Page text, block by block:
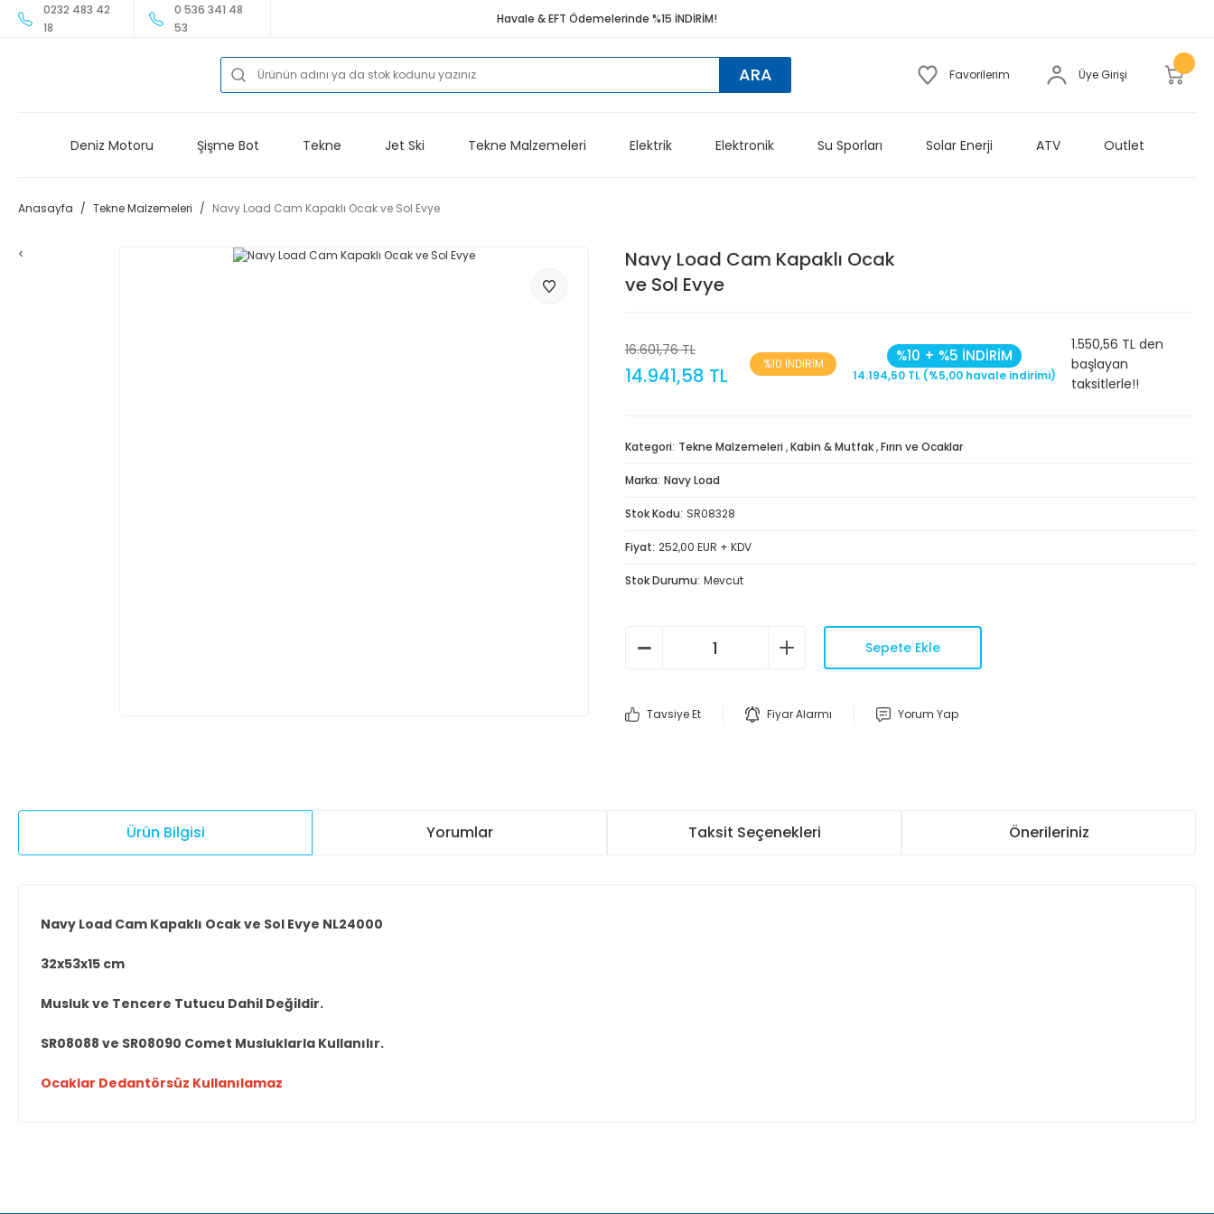
0232 483 42
18
0 536 341 48
53
Havale & EFT Ödemelerinde %15 İNDİRİM!
ARA Favorilerim Üye Girişi
Deniz Motoru Şişme Bot Tekne Jet Ski Tekne Malzemeleri Elektrik Elektronik Su Sporları Solar Enerji ATV Outlet
Anasayfa Tekne Malzemeleri Navy Load Cam Kapaklı Ocak ve Sol Evye
<
Navy Load Cam Kapaklı Ocak
ve Sol Evye
16.601,76 TL
14.941,58 TL %10 İNDİRİM %10 + %5 İNDİRİM
14.194,50 TL (%5,00 havale indirimi)
1.550,56 TL den
başlayan
taksitlerle!!
Kategori Tekne Malzemeleri ,Kabin & Mutfak,Fırın ve Ocaklar
Marka Navy Load
Stok Kodu SR08328
Fiyat 252,00 EUR + KDV
Stok Durumu Mevcut
Sepete Ekle
Tavsiye Et Fiyar Alarmı Yorum Yap
Ürün Bilgisi Yorumlar Taksit Seçenekleri Önerileriniz
Navy Load Cam Kapaklı Ocak ve Sol Evye NL24000
32x53x15 cm
Musluk ve Tencere Tutucu Dahil Değildir.
SR08088 ve SR08090 Comet Musluklarla Kullanılır.
Ocaklar Dedantörsüz Kullanılamaz